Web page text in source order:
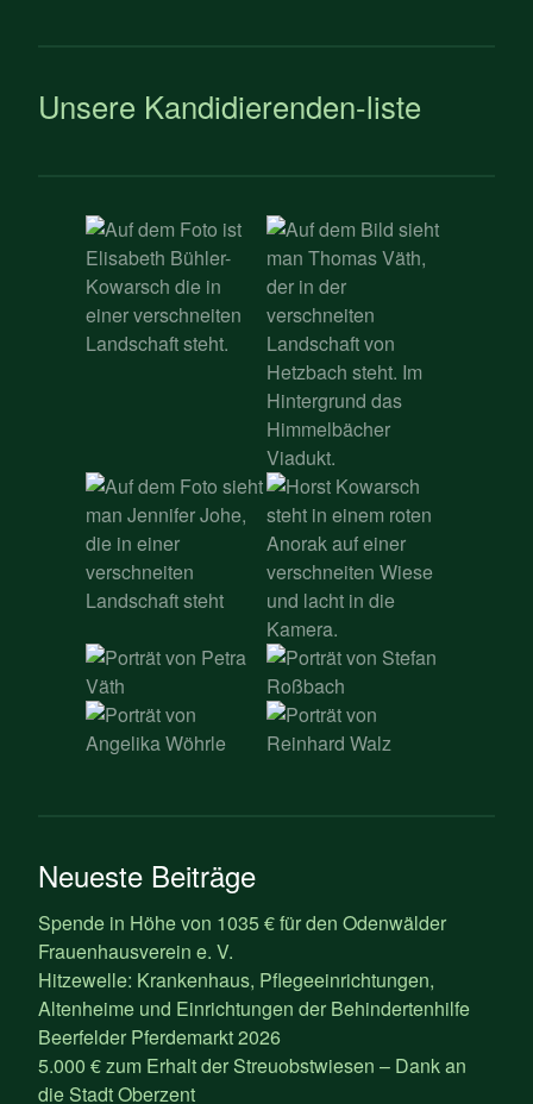
Unsere Kandidierenden-liste
Neueste Beiträge
Spende in Höhe von 1035 € für den Odenwälder
Frauenhausverein e. V.
Hitzewelle: Krankenhaus, Pflegeeinrichtungen,
Altenheime und Einrichtungen der Behindertenhilfe
Beerfelder Pferdemarkt 2026
5.000 € zum Erhalt der Streuobstwiesen – Dank an
die Stadt Oberzent